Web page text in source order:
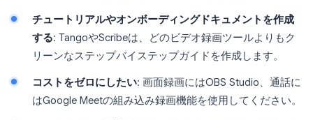
チュートリアルやオンボーディングドキュメントを作成
する: TangoやScribeは、どのビデオ録画ツールよりもク
リーンなステップバイステップガイドを作成します。
コストをゼロにしたい: 画面録画にはOBS Studio、通話に
はGoogle Meetの組み込み録画機能を使用してください。